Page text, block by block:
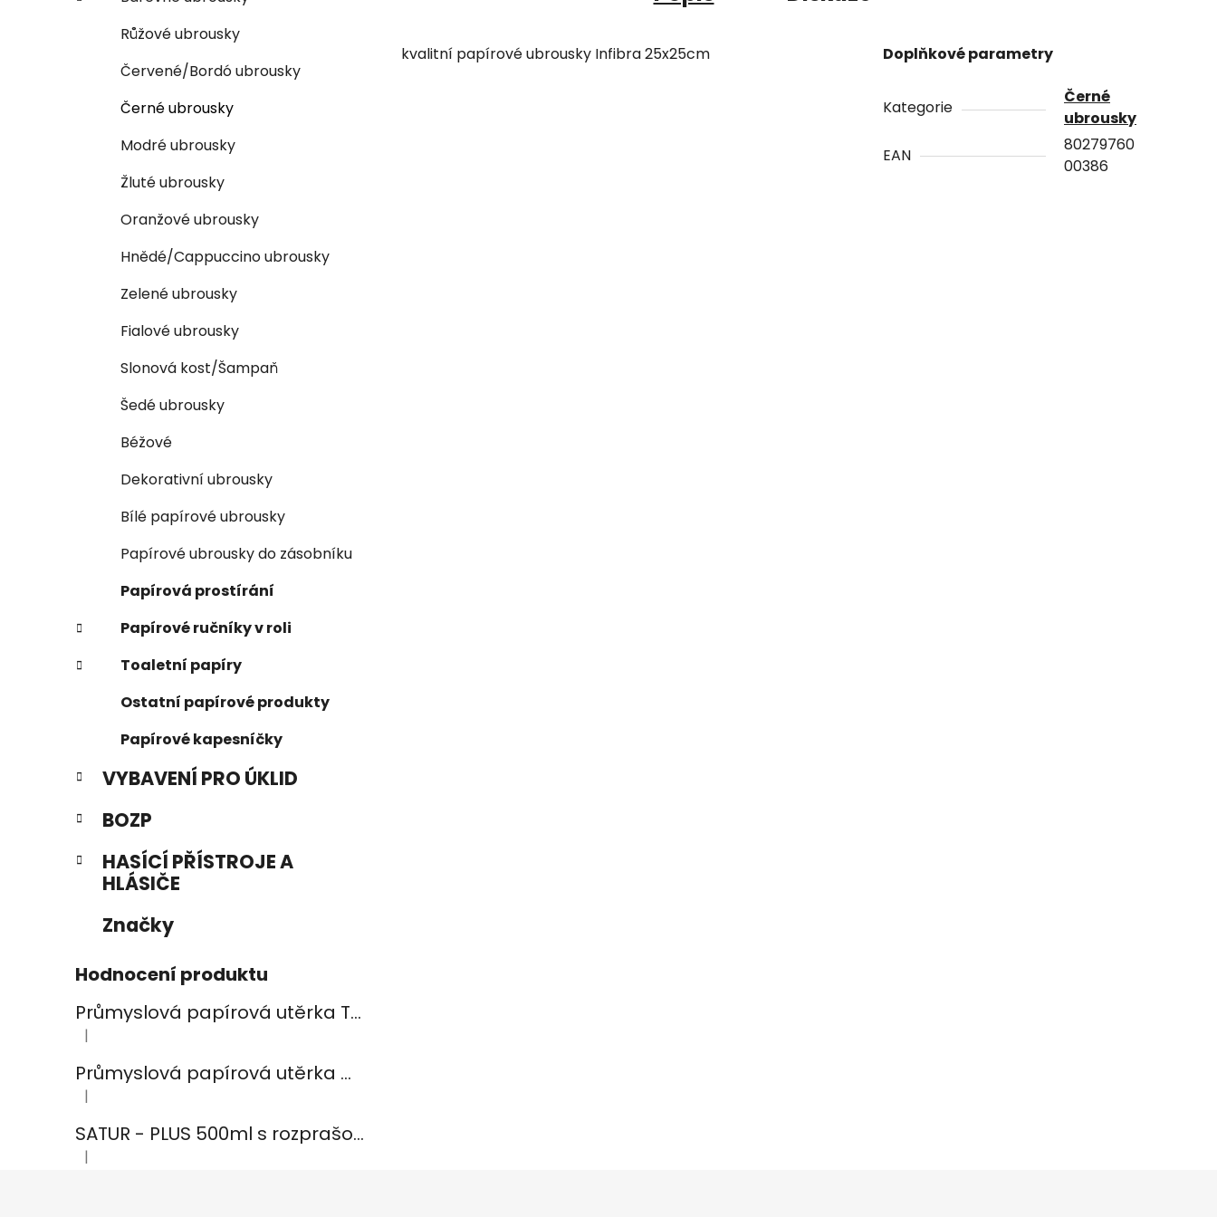
Růžové ubrousky
Červené/Bordó ubrousky
Černé ubrousky
Modré ubrousky
Žluté ubrousky
Oranžové ubrousky
Hnědé/Cappuccino ubrousky
Zelené ubrousky
Fialové ubrousky
Slonová kost/Šampaň
Šedé ubrousky
Béžové
Dekorativní ubrousky
Bílé papírové ubrousky
Papírové ubrousky do zásobníku
Papírová prostírání
Papírové ručníky v roli
Toaletní papíry
Ostatní papírové produkty
Papírové kapesníčky
VYBAVENÍ PRO ÚKLID
BOZP
HASÍCÍ PŘÍSTROJE A
HLÁSIČE
Značky
Hodnocení produktu
Průmyslová papírová utěrka TEMCA PROFIX Durex plus - 2ks
Hodnocení produktu je 5 z 5 hvězdiček.
|
Průmyslová papírová utěrka CELTEX Smart White 800, šířka 24cm, 2vrstvy
Hodnocení produktu je 5 z 5 hvězdiček.
|
SATUR - PLUS 500ml s rozprašovačem na koupelny
Hodnocení produktu je 5 z 5 hvězdiček.
|
kvalitní papírové ubrousky Infibra 25x25cm Doplňkové parametry
Kategorie
Černé
ubrousky
EAN
80279760
00386